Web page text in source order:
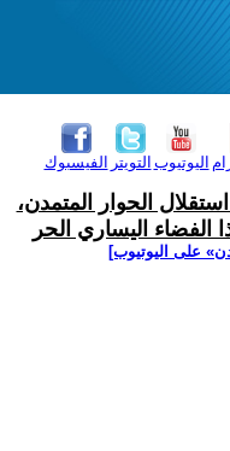
الفيسبوك التويتر اليوتيوب
الحوار المتمدن،
اليساري الحر
على اليوتيوب]